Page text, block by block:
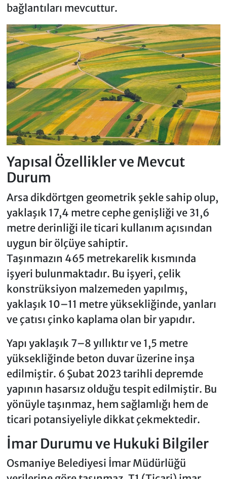
bağlantıları mevcuttur.
Yapısal Özellikler ve Mevcut
Durum
Arsa dikdörtgen geometrik şekle sahip olup,
yaklaşık 17,4 metre cephe genişliği ve 31,6
metre derinliği ile ticari kullanım açısından
uygun bir ölçüye sahiptir.
Taşınmazın 465 metrekarelik kısmında
işyeri bulunmaktadır. Bu işyeri, çelik
konstrüksiyon malzemeden yapılmış,
yaklaşık 10–11 metre yüksekliğinde, yanları
ve çatısı çinko kaplama olan bir yapıdır.
Yapı yaklaşık 7–8 yıllıktır ve 1,5 metre
yüksekliğinde beton duvar üzerine inşa
edilmiştir. 6 Şubat 2023 tarihli depremde
yapının hasarsız olduğu tespit edilmiştir. Bu
yönüyle taşınmaz, hem sağlamlığı hem de
ticari potansiyeliyle dikkat çekmektedir.
İmar Durumu ve Hukuki Bilgiler
Osmaniye Belediyesi İmar Müdürlüğü